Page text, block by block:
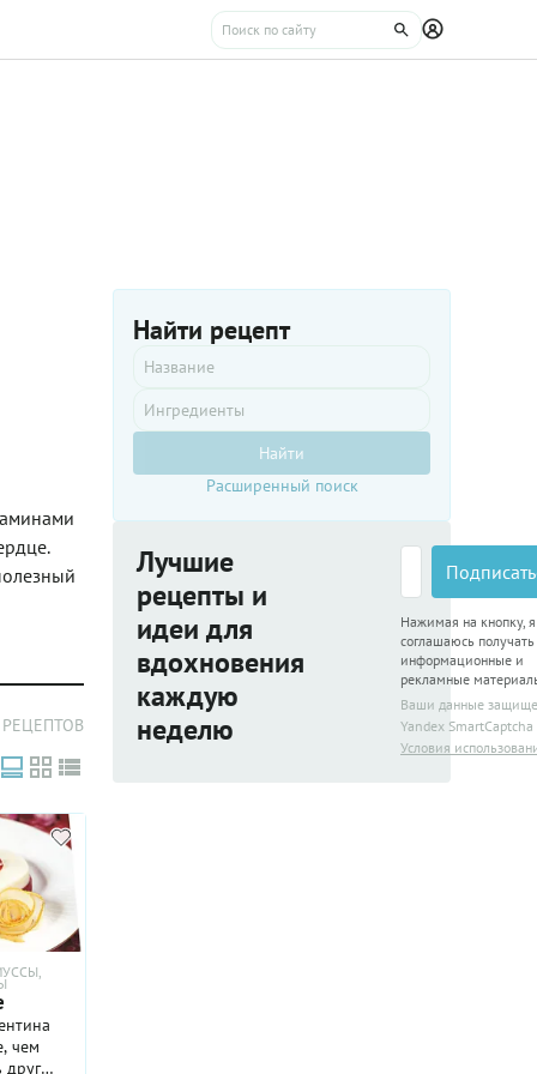
РЕЦЕПТОВ
чем
друг
Найти рецепт
Найти
Расширенный поиск
Лучшие
рецепты и
идеи для
вдохновения
каждую
неделю
Нажимая на кнопку, я
соглашаюсь получать
информационные и
рекламные
Ваши данные
Yandex SmartCaptcha
Условия